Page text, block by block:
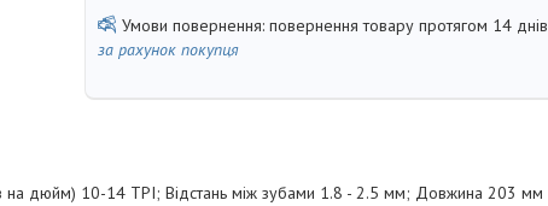
повернення товару протягом 14 днів
за рахунок покупця
на дюйм) 10-14 TPI; Відстань між зубами 1.8 - 2.5 мм; Довжина 203 мм